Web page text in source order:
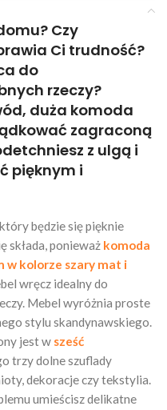
Czy
Ci trudność?
do
rzeczy?
duża komoda
zagraconą
z ulgą i
pięknym i
będzie się pięknie
składa, ponieważ komoda
w kolorze szary mat i
wręcz idealny do
Mebel wyróżnia proste
stylu skandynawskiego.
jest w sześć
trzy dolne szuflady
dekoracje czy tekstylia.
umieścisz delikatne